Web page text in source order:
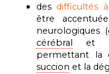
des difficultés
être
neurologiques
cérébral et
permettant la
succion et la